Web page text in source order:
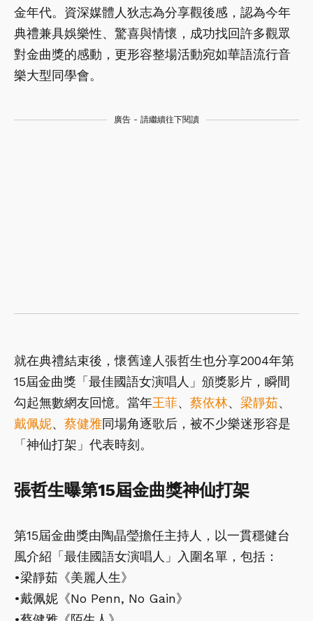
金年代。資深媒體人狄志為分享觀後感，認為今年
典禮兼具娛樂性、驚喜與情懷，成功找回許多觀眾
對金曲獎的感動，更形容整場活動宛如華語流行音
樂大型同學會。
廣告 - 請繼續往下閱讀
就在典禮結束後，懷舊達人張哲生也分享2004年第
15屆金曲獎「最佳國語女演唱人」頒獎影片，瞬間
勾起無數網友回憶。當年王菲、 蔡依林、 梁靜茹、
戴佩妮、 蔡健雅同場角逐歌后，被不少樂迷形容是
「神仙打架」代表時刻。
張哲生曝第15屆金曲獎神仙打架
第15屆金曲獎由陶晶瑩擔任主持人，以一貫穩健台
風介紹「最佳國語女演唱人」入圍名單，包括：
•梁靜茹《美麗人生》
•戴佩妮《No Penn, No Gain》